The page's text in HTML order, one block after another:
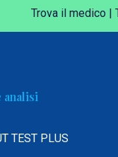
Trova il medico |
analisi
TEST PLUS